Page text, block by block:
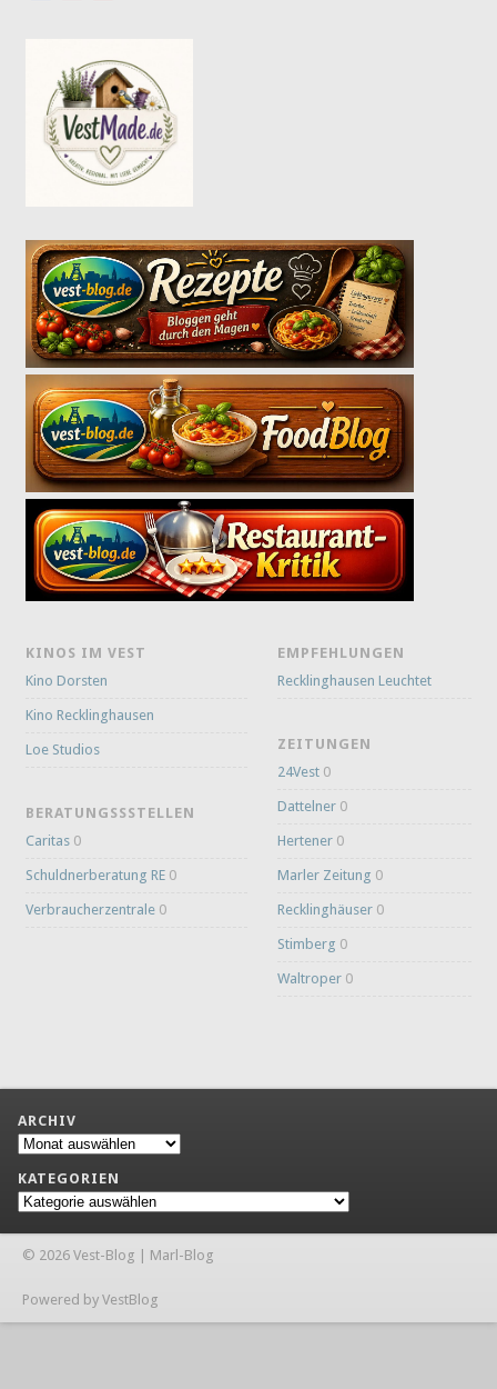
KINOS IM VEST
Kino Dorsten
Kino Recklinghausen
Loe Studios
BERATUNGSSSTELLEN
Caritas 0
Schuldnerberatung RE 0
Verbraucherzentrale 0
EMPFEHLUNGEN
Recklinghausen Leuchtet
ZEITUNGEN
24Vest 0
Dattelner 0
Hertener 0
Marler Zeitung 0
Recklinghäuser 0
Stimberg 0
Waltroper 0
ARCHIV
Archiv
KATEGORIEN
Kategorien
© 2026 Vest-Blog | Marl-Blog
Powered by VestBlog